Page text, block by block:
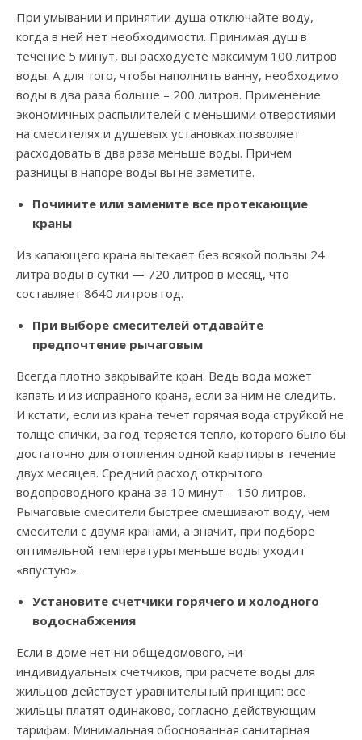
При умывании и принятии душа отключайте воду,
когда в ней нет необходимости. Принимая душ в
течение 5 минут, вы расходуете максимум 100 литров
воды. А для того, чтобы наполнить ванну, необходимо
воды в два раза больше – 200 литров. Применение
экономичных распылителей с меньшими отверстиями
на смесителях и душевых установках позволяет
расходовать в два раза меньше воды. Причем
разницы в напоре воды вы не заметите.
Почините или замените все протекающие
краны
Из капающего крана вытекает без всякой пользы 24
литра воды в сутки — 720 литров в месяц, что
составляет 8640 литров год.
При выборе смесителей отдавайте
предпочтение рычаговым
Всегда плотно закрывайте кран. Ведь вода может
капать и из исправного крана, если за ним не следить.
И кстати, если из крана течет горячая вода струйкой не
толще спички, за год теряется тепло, которого было бы
достаточно для отопления одной квартиры в течение
двух месяцев. Средний расход открытого
водопроводного крана за 10 минут – 150 литров.
Рычаговые смесители быстрее смешивают воду, чем
смесители с двумя кранами, а значит, при подборе
оптимальной температуры меньше воды уходит
«впустую».
Установите счетчики горячего и холодного
водоснабжения
Если в доме нет ни общедомового, ни
индивидуальных счетчиков, при расчете воды для
жильцов действует уравнительный принцип: все
жильцы платят одинаково, согласно действующим
тарифам. Минимальная обоснованная санитарная